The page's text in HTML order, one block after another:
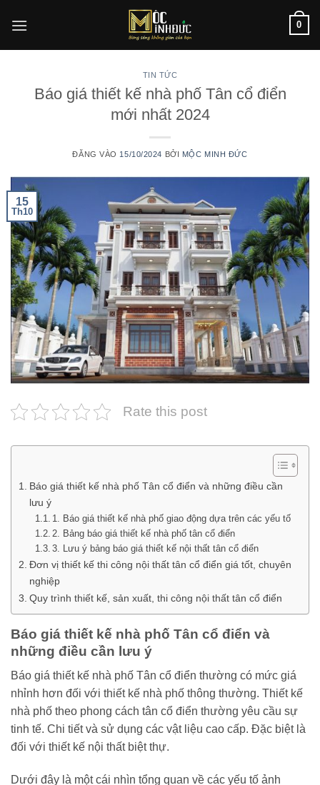
qua
0
TIN TỨC
Báo giá thiết kế nhà phố Tân cổ điển
mới nhất 2024
ĐĂNG VÀO 15/10/2024 BỞI MỘC MINH ĐỨC
15
Th10
Rate this post
Báo giá thiết kế nhà phố Tân cổ điển và những điều cần
lưu ý
1. Báo giá thiết kế nhà phố giao động dựa trên các yếu tố
2. Bảng báo giá thiết kế nhà phố tân cổ điển
3. Lưu ý bảng báo giá thiết kế nội thất tân cổ điển
Đơn vị thiết kế thi công nội thất tân cổ điển giá tốt, chuyên
nghiệp
Quy trình thiết kế, sản xuất, thi công nội thất tân cổ điển
Báo giá thiết kế nhà phố Tân cổ điển và
những điều cần lưu ý
Báo giá thiết kế nhà phố Tân cổ điển thường có mức giá
nhỉnh hơn đối với thiết kế nhà phố thông thường. Thiết kế
nhà phố theo phong cách tân cổ điển thường yêu cầu sự
tinh tế. Chi tiết và sử dụng các vật liệu cao cấp. Đặc biệt là
đối với thiết kế nội thất biệt thự.
Dưới đây là một cái nhìn tổng quan về các yếu tố ảnh